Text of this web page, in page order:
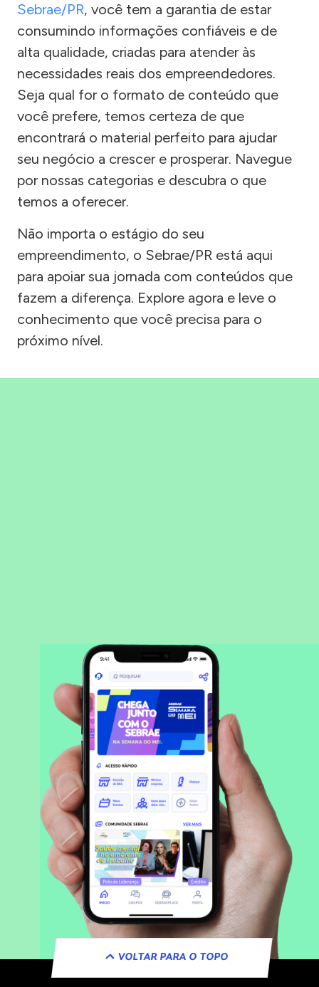
Sebrae/PR, você tem a garantia de estar
consumindo informações confiáveis e de
alta qualidade, criadas para atender às
necessidades reais dos empreendedores.
Seja qual for o formato de conteúdo que
você prefere, temos certeza de que
encontrará o material perfeito para ajudar
seu negócio a crescer e prosperar. Navegue
por nossas categorias e descubra o que
temos a oferecer.
Não importa o estágio do seu
empreendimento, o Sebrae/PR está aqui
para apoiar sua jornada com conteúdos que
fazem a diferença. Explore agora e leve o
conhecimento que você precisa para o
próximo nível.
VOLTAR PARA O TOPO